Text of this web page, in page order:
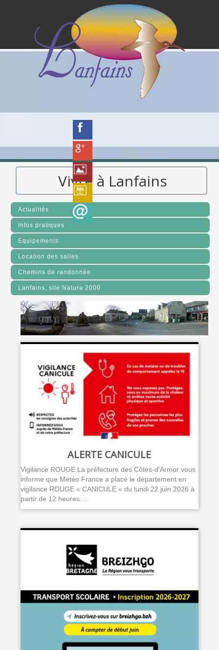
Vivre à Lanfains
Actualités
Infos pratiques
Equipements
Location des salles
Chemins de randonnée
Lanfains, site Natura 2000
ALERTE CANICULE
Vigilance ROUGE La préfecture des Côtes-d'Armor vous
informe que Météo France a placé le département en
vigilance ROUGE « CANICULE » du lundi 22 juin 2026 à
partir de 12 heures....